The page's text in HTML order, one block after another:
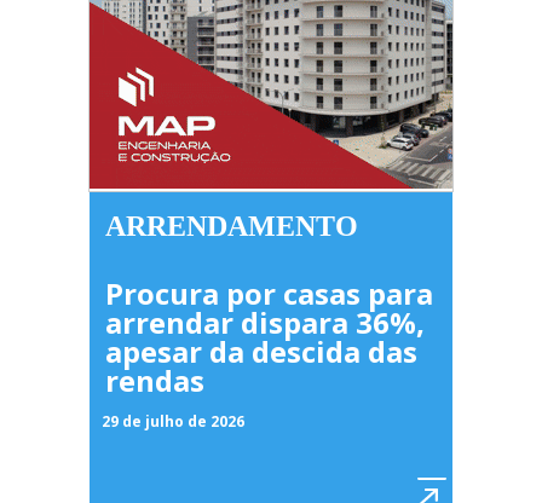
ARRENDAMENTO
Procura por casas para
arrendar dispara 36%,
apesar da descida das
rendas
29 de julho de 2026